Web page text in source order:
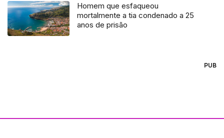
Homem que esfaqueou
mortalmente a tia condenado a 25
anos de prisão
PUB